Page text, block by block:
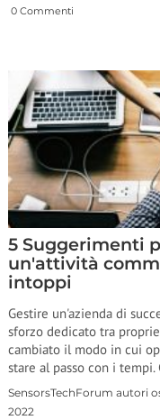
0 Commenti
5 Suggerimenti
un'attività
intoppi
Gestire un'azienda di
sforzo dedicato tra
cambiato il modo in cui
stare al passo con i
SensorsTechForum autori
2022